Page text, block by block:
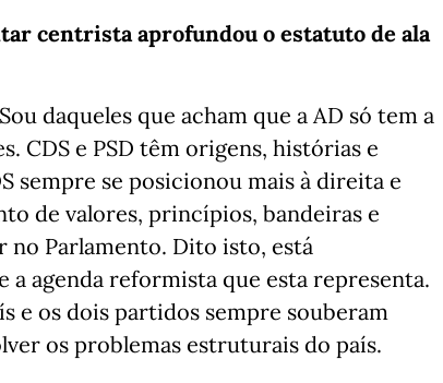
centrista aprofundou o estatuto de ala
daqueles que acham que a AD só tem a
CDS e PSD têm origens, histórias e
sempre se posicionou mais à direita e
de valores, princípios, bandeiras e
no Parlamento. Dito isto, está
agenda reformista que esta representa.
e os dois partidos sempre souberam
os problemas estruturais do país.